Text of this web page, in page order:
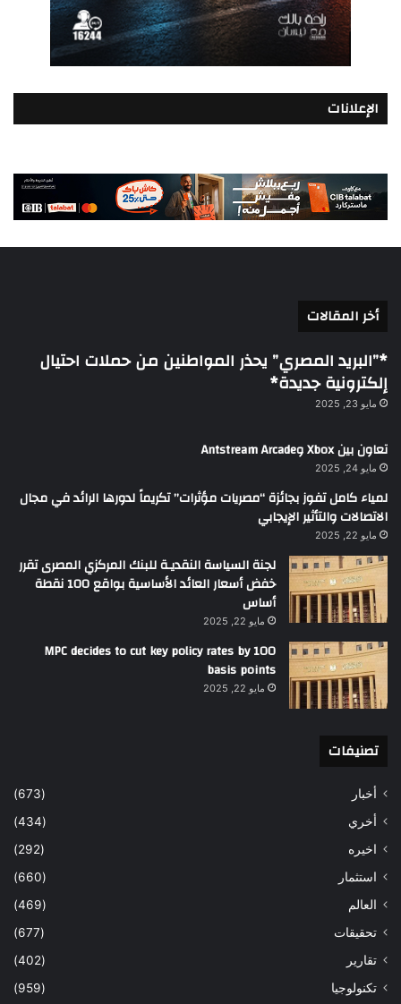
الإعلانات
أخر المقالات
*”البريد المصري” يحذر المواطنين من حملات احتيال
إلكترونية جديدة*
مايو 23, 2025
تعاون بين Xbox وAntstream Arcade
مايو 24, 2025
لمياء كامل تفوز بجائزة “مصريات مؤثرات” تكريماً لدورها الرائد في مجال
الاتصالات والتأثير الإيجابي
مايو 22, 2025
لجنة السياسة النقديـة للبنك المركزي المصرى تقرر
خفض أسعار العائد الأساسية بواقع 100 نقطة
أساس
مايو 22, 2025
MPC decides to cut key policy rates by 100
basis points
مايو 22, 2025
تصنيفات
أخبار
(673)
أخري
(434)
اخيره
(292)
استثمار
(660)
العالم
(469)
تحقيقات
(677)
تقارير
(402)
تكنولوجيا
(959)